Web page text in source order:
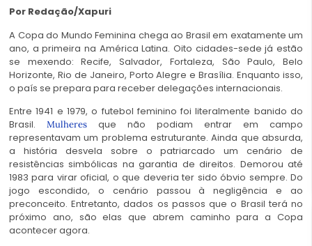
Por Redação/Xapuri
A Copa do Mundo Feminina chega ao Brasil em exatamente um
ano, a primeira na América Latina. Oito cidades-sede já estão
se mexendo: Recife, Salvador, Fortaleza, São Paulo, Belo
Horizonte, Rio de Janeiro, Porto Alegre e Brasília. Enquanto isso,
o país se prepara para receber delegações internacionais.
Entre 1941 e 1979, o futebol feminino foi literalmente banido do
Brasil. Mulheres que não podiam entrar em campo
representavam um problema estruturante. Ainda que absurda,
a história desvela sobre o patriarcado um cenário de
resistências simbólicas na garantia de direitos. Demorou até
1983 para virar oficial, o que deveria ter sido óbvio sempre. Do
jogo escondido, o cenário passou à negligência e ao
preconceito. Entretanto, dados os passos que o Brasil terá no
próximo ano, são elas que abrem caminho para a Copa
acontecer agora.